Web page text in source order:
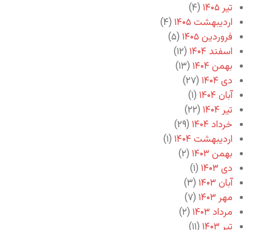
تیر ۱۴۰۵
(۴)
اردیبهشت ۱۴۰۵
(۴)
فروردین ۱۴۰۵
(۵)
اسفند ۱۴۰۴
(۱۲)
بهمن ۱۴۰۴
(۱۳)
دی ۱۴۰۴
(۲۷)
آبان ۱۴۰۴
(۱)
تیر ۱۴۰۴
(۲۲)
خرداد ۱۴۰۴
(۲۹)
اردیبهشت ۱۴۰۴
(۱)
بهمن ۱۴۰۳
(۲)
دی ۱۴۰۳
(۱)
آبان ۱۴۰۳
(۳)
مهر ۱۴۰۳
(۷)
مرداد ۱۴۰۳
(۲)